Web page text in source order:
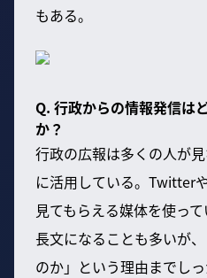
もある。
Q. 行政からの情報発信は
か？
行政の広報は多くの人が
に活用している。Twitter
見てもらえる媒体を使って
長文になることも多いが
のか」という理由までし